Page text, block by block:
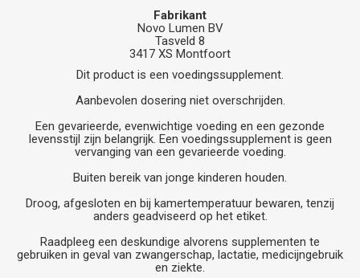
Fabrikant
Novo Lumen BV
Tasveld 8
3417 XS Montfoort
Dit product is een voedingssupplement.
Aanbevolen dosering niet overschrijden.
Een gevarieerde, evenwichtige voeding en een gezonde
levensstijl zijn belangrijk. Een voedingssupplement is geen
vervanging van een gevarieerde voeding.
Buiten bereik van jonge kinderen houden.
Droog, afgesloten en bij kamertemperatuur bewaren, tenzij
anders geadviseerd op het etiket.
Raadpleeg een deskundige alvorens supplementen te
gebruiken in geval van zwangerschap, lactatie, medicijngebruik
en ziekte.